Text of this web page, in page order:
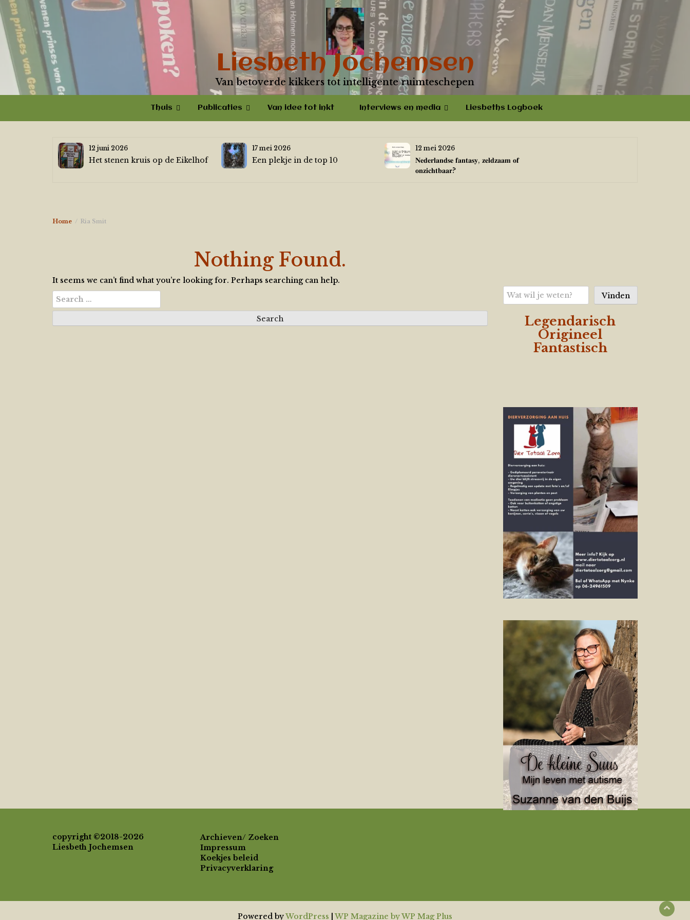
Skip
to
content
Liesbeth Jochemsen
Van betoverde kikkers tot intelligente ruimteschepen
Thuis Publicaties Van idee tot inkt Interviews en media Liesbeths Logboek
12 juni 2026
Het stenen kruis op de Eikelhof
17 mei 2026
Een plekje in de top 10
12 mei 2026
𝐍𝐞𝐝𝐞𝐫𝐥𝐚𝐧𝐝𝐬𝐞 𝐟𝐚𝐧𝐭𝐚𝐬𝐲, 𝐳𝐞𝐥𝐝𝐳𝐚𝐚𝐦 𝐨𝐟
𝐨𝐧𝐳𝐢𝐜𝐡𝐭𝐛𝐚𝐚𝐫?
Home Ria Smit
Nothing Found.
It seems we can’t find what you’re looking for. Perhaps searching can help.
Search
for:
Zoeken
Vinden
Legendarisch
Origineel
Fantastisch
copyright ©2018-2026
Liesbeth Jochemsen
Archieven/ Zoeken
Impressum
Koekjes beleid
Privacyverklaring
Powered byWordPress WP Magazine by WP Mag Plus